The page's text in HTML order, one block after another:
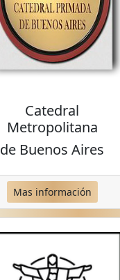
Catedral
Metropolitana
de Buenos Aires
Mas información